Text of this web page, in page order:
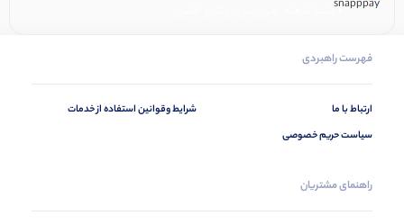
۴ قسط ماهانه. بدون سود، چک و ضامن.
فهرست راهبردی
ارتباط با ما
سیاست حریم خصوصی
شرایط وقوانین استفاده از خدمات
راهنمای مشتریان